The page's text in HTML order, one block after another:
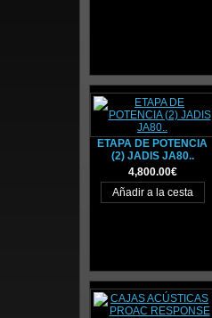
ETAPA DE POTENCIA
(2) JADIS JA80..
4,800.00€